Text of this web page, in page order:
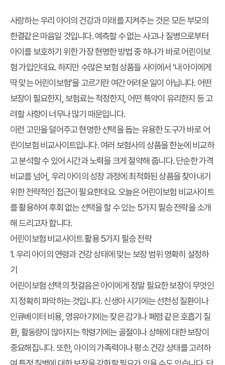
사랑하는 우리 아이의 건강과 미래를 지켜주는 것은 모든 부모의
한결같은 마음일 것입니다. 예측할 수 없는 사고나 질병으로부터
아이를 보호하기 위한 가장 현명한 방법 중 하나가 바로 어린이보
험 가입인데요. 하지만 수많은 보험 상품들 사이에서 ‘내 아이에게
딱 맞는 어린이보험’을 고르기란 여간 어려운 일이 아닙니다. 어떤
보장이 필요한지, 보험료는 적정한지, 어떤 특약이 유리한지 등 고
려할 사항이 너무나 많기 때문입니다.
이런 고민을 덜어주고 현명한 선택을 돕는 유용한 도구가 바로 어
린이보험 비교사이트입니다. 여러 보험사의 상품을 한눈에 비교하
고 분석할 수 있어 시간과 노력을 크게 절약해 줍니다. 단순한 가격
비교를 넘어, 우리 아이의 성장 과정에 최적화된 상품을 찾아내기
위한 전략적인 접근이 필요한데요. 오늘은 어린이보험 비교사이트
를 활용하여 후회 없는 선택을 할 수 있는 5가지 필승 전략을 소개
해 드리고자 합니다.
어린이보험 비교사이트 활용 5가지 필승 전략
1. 우리 아이의 연령과 건강 상태에 맞는 보장 범위 명확히 설정하
기
어린이보험 선택의 첫걸음은 아이에게 정말 필요한 보장이 무엇인
지 정확히 파악하는 것입니다. 신생아 시기에는 선천성 질환이나
인큐베이터 비용, 영유아기에는 잦은 감기나 폐렴 같은 호흡기 질
환, 활동량이 많아지는 학령기에는 골절이나 상해에 대한 보장이
중요해집니다. 또한, 아이의 가족력이나 평소 건강 상태를 고려하